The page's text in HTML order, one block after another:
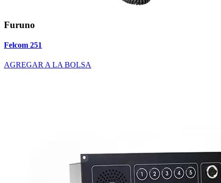
Furuno
Felcom 251
AGREGAR A LA BOLSA